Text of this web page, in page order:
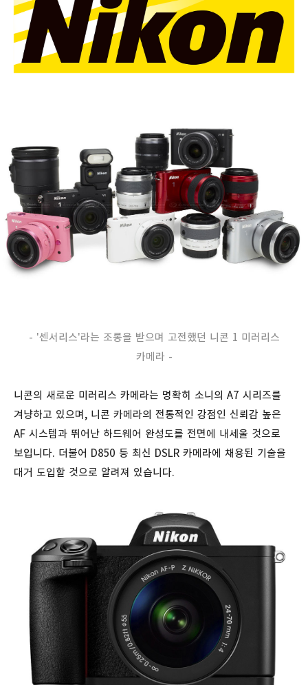
- '센서리스'라는 조롱을 받으며 고전했던 니콘 1 미러리스
카메라 -
니콘의 새로운 미러리스 카메라는 명확히 소니의 A7 시리즈를
겨냥하고 있으며, 니콘 카메라의 전통적인 강점인 신뢰감 높은
AF 시스템과 뛰어난 하드웨어 완성도를 전면에 내세울 것으로
보입니다. 더불어 D850 등 최신 DSLR 카메라에 채용된 기술을
대거 도입할 것으로 알려져 있습니다.